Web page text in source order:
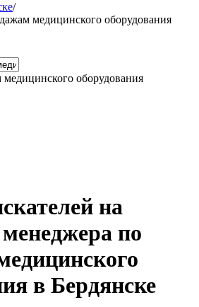
/
медицинского оборудования
оборудования
на
по
в Бердянске